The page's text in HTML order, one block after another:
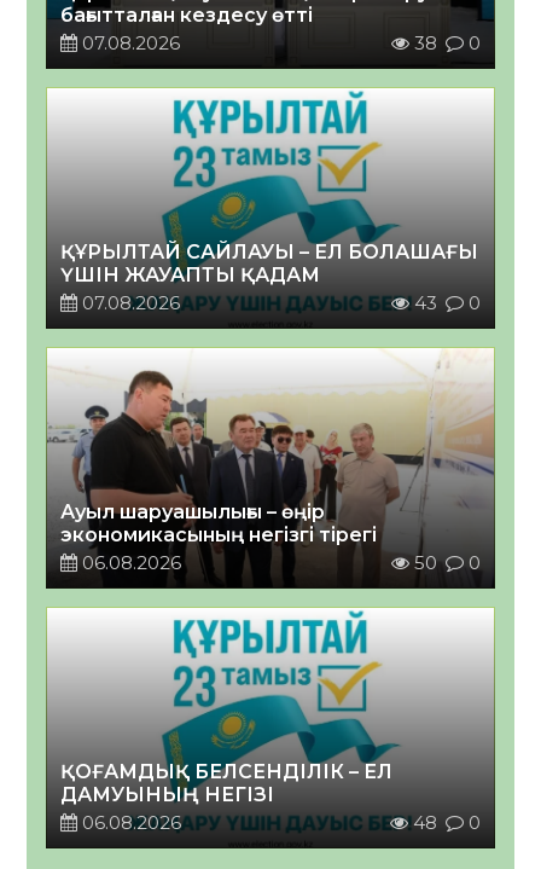
бағытталған кездесу өтті
07.08.2026
38 0
ҚҰРЫЛТАЙ САЙЛАУЫ – ЕЛ БОЛАШАҒЫ
ҮШІН ЖАУАПТЫ ҚАДАМ
07.08.2026
43 0
Ауыл шаруашылығы – өңір
экономикасының негізгі тірегі
06.08.2026
50 0
ҚОҒАМДЫҚ БЕЛСЕНДІЛІК – ЕЛ
ДАМУЫНЫҢ НЕГІЗІ
06.08.2026
48 0